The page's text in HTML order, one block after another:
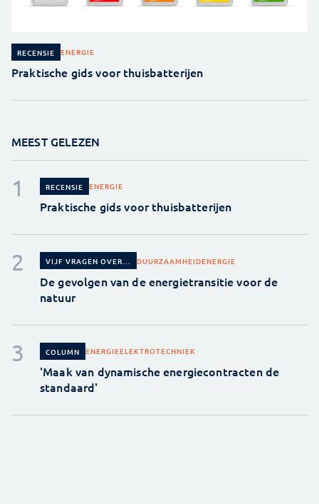
RECENSIE ENERGIE
Praktische gids voor thuisbatterijen
MEEST GELEZEN
RECENSIE ENERGIE
Praktische gids voor thuisbatterijen
VIJF VRAGEN OVER... DUURZAAMHEIDENERGIE
De gevolgen van de energietransitie voor de
natuur
COLUMN ENERGIEELEKTROTECHNIEK
'Maak van dynamische energiecontracten de
standaard'